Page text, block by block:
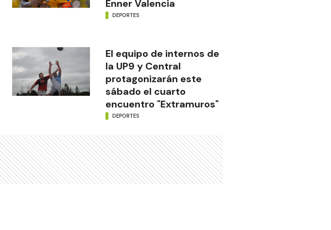
Enner Valencia
DEPORTES
El equipo de internos de
la UP9 y Central
protagonizarán este
sábado el cuarto
encuentro "Extramuros"
DEPORTES